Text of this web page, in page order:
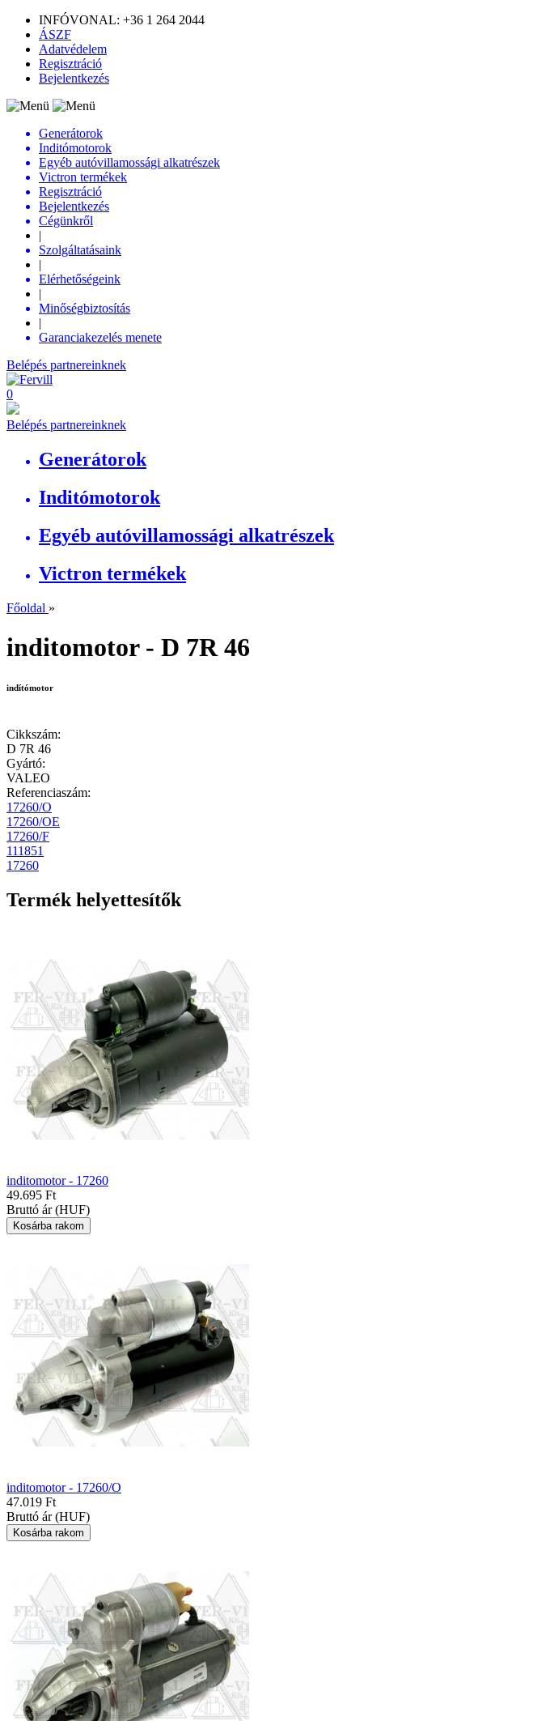
INFÓVONAL: +36 1 264 2044
ÁSZF
Adatvédelem
Regisztráció
Bejelentkezés
Generátorok
Inditómotorok
Egyéb autóvillamossági alkatrészek
Victron termékek
Regisztráció
Bejelentkezés
Cégünkről
|
Szolgáltatásaink
|
Elérhetőségeink
|
Minőségbiztosítás
|
Garanciakezelés menete
Belépés partnereinknek
0
Belépés partnereinknek
Generátorok
Inditómotorok
Egyéb autóvillamossági alkatrészek
Victron termékek
Főoldal »
inditomotor - D 7R 46
indítómotor
Cikkszám:
D 7R 46
Gyártó:
VALEO
Referenciaszám:
17260/O
17260/OE
17260/F
111851
17260
Termék helyettesítők
inditomotor - 17260
49.695 Ft
Bruttó ár (HUF)
inditomotor - 17260/O
47.019 Ft
Bruttó ár (HUF)